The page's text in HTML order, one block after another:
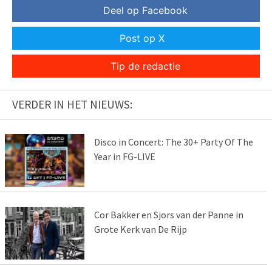
Deel op Facebook
Post op X
Tip de redactie
VERDER IN HET NIEUWS:
Disco in Concert: The 30+ Party Of The
Year in FG-LIVE
Cor Bakker en Sjors van der Panne in
Grote Kerk van De Rijp